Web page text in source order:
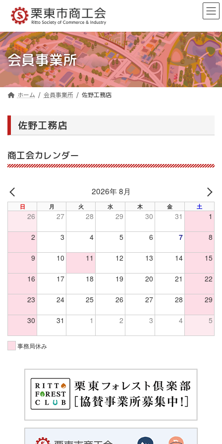
ン
ツ
へ
ス
キ
ッ
ー
シ
ョ
ン
に
移
会員事業所
ホーム 会員事業所 佐野工務店
佐野工務店
商工会カレンダー
PREV
2026年 8月
日 月 火 水 木 金 土
26 27 28 29 30 31 1
2 3 4 5 6 7 8
9 10 11 12 13 14 15
16 17 18 19 20 21 22
23 24 25 26 27 28 29
30 31 1 2 3 4 5
事務局休み